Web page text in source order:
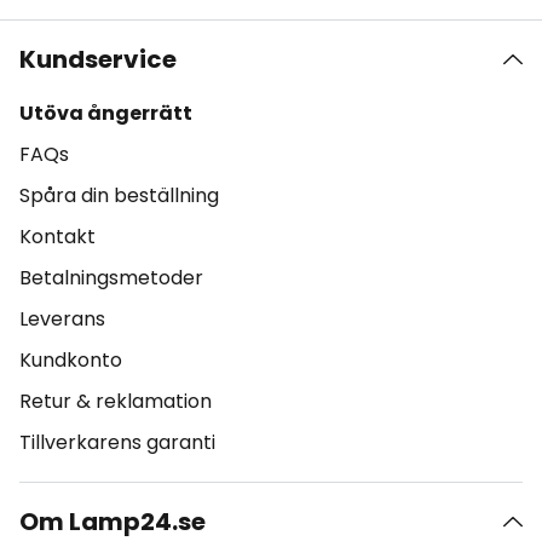
Kundservice
Utöva ångerrätt
FAQs
Spåra din beställning
Kontakt
Betalningsmetoder
Leverans
Kundkonto
Retur & reklamation
Tillverkarens garanti
Om Lamp24.se